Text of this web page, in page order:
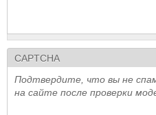
CAPTCHA
Подтвердите, что вы не
на сайте после проверки